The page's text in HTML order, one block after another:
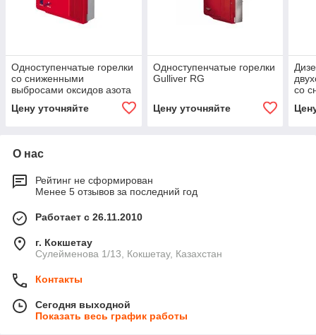
Одноступенчатые горелки
со сниженными
выбросами оксидов азота
(LOW NOx) Gulliver BGK
Цену уточняйте
Одноступенчатые горелки
Gulliver RG
Цену уточняйте
со
О нас
Рейтинг не сформирован
Менее 5 отзывов за последний год
Работает с 26.11.2010
г. Кокшетау
Сулейменова 1/13, Кокшетау, Казахстан
Контакты
Сегодня выходной
Показать весь график работы